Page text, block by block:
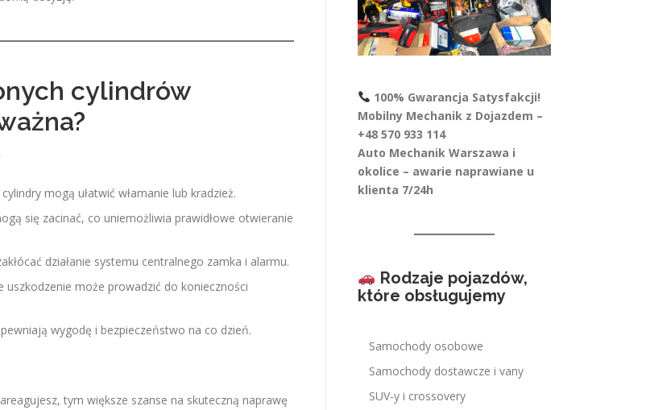
cylindrów
mogą ułatwić włamanie lub kradzież.
się zacinać, co uniemożliwia prawidłowe otwieranie
działanie systemu centralnego zamka i alarmu.
uszkodzenie może prowadzić do konieczności
wygodę i bezpieczeństwo na co dzień.
tym większe szanse na skuteczną naprawę
100% Gwarancja Satysfakcji!
Mobilny Mechanik z Dojazdem –
+48 570 933 114
Auto Mechanik Warszawa i
okolice – awarie naprawiane u
klienta 7/24h
Rodzaje pojazdów,
które obsługujemy
Samochody osobowe
Samochody dostawcze i vany
SUV-y i crossovery